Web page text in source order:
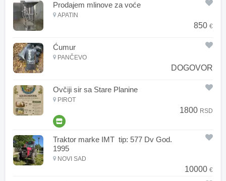
Prodajem mlinove za voće
APATIN
850 €
Ćumur
PANČEVO
DOGOVOR
Ovčiji sir sa Stare Planine
PIROT
1800 RSD
Traktor marke IMT tip: 577 Dv God.
1995
NOVI SAD
10000 €